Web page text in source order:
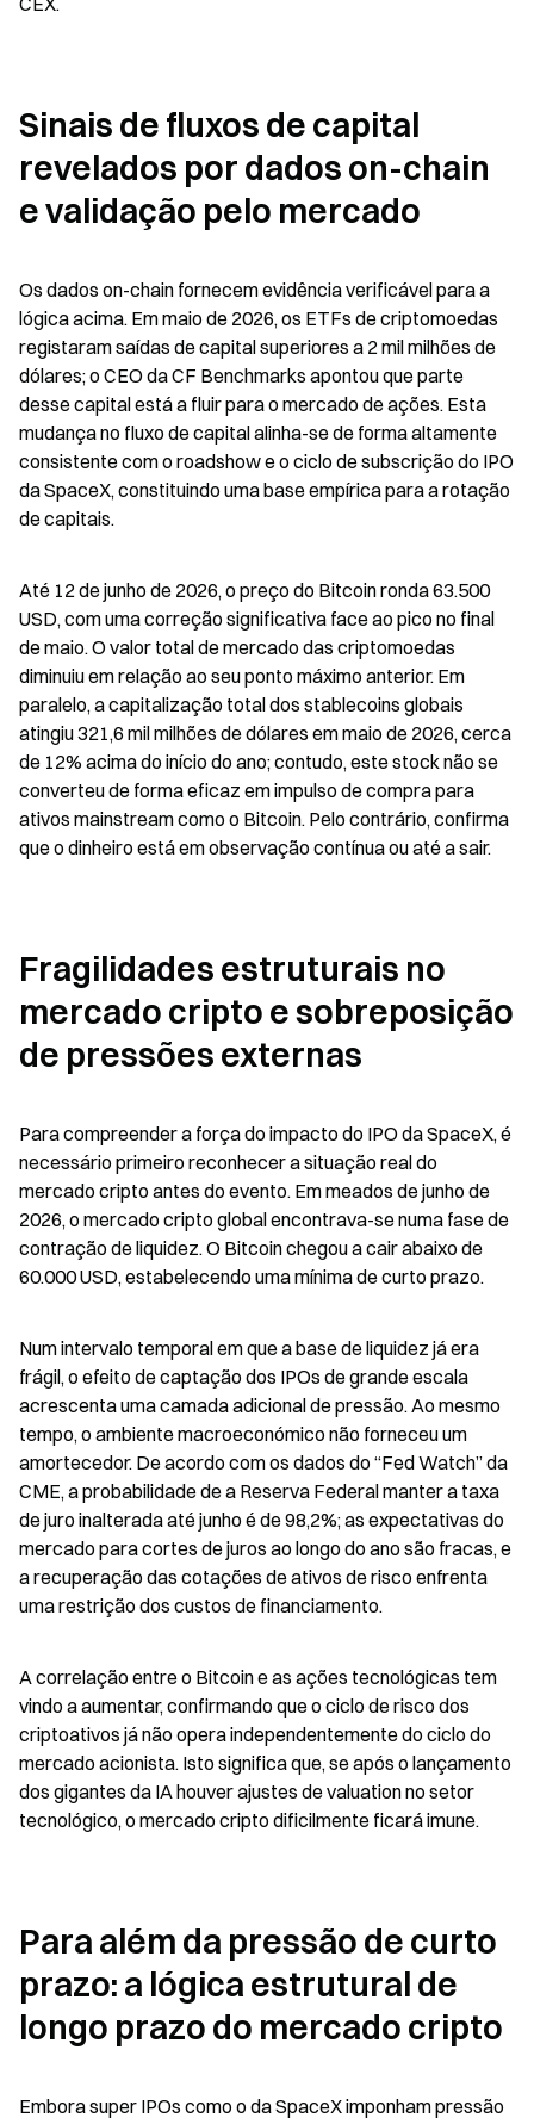
Sinais de fluxos de capital
revelados por dados on-chain
e validação pelo mercado
Os dados on-chain fornecem evidência verificável para a
lógica acima. Em maio de 2026, os ETFs de criptomoedas
registaram saídas de capital superiores a 2 mil milhões de
dólares; o CEO da CF Benchmarks apontou que parte
desse capital está a fluir para o mercado de ações. Esta
mudança no fluxo de capital alinha-se de forma altamente
consistente com o roadshow e o ciclo de subscrição do IPO
da SpaceX, constituindo uma base empírica para a rotação
de capitais.
Até 12 de junho de 2026, o preço do Bitcoin ronda 63.500
USD, com uma correção significativa face ao pico no final
de maio. O valor total de mercado das criptomoedas
diminuiu em relação ao seu ponto máximo anterior. Em
paralelo, a capitalização total dos stablecoins globais
atingiu 321,6 mil milhões de dólares em maio de 2026, cerca
de 12% acima do início do ano; contudo, este stock não se
converteu de forma eficaz em impulso de compra para
ativos mainstream como o Bitcoin. Pelo contrário, confirma
que o dinheiro está em observação contínua ou até a sair.
Fragilidades estruturais no
mercado cripto e sobreposição
de pressões externas
Para compreender a força do impacto do IPO da SpaceX, é
necessário primeiro reconhecer a situação real do
mercado cripto antes do evento. Em meados de junho de
2026, o mercado cripto global encontrava-se numa fase de
contração de liquidez. O Bitcoin chegou a cair abaixo de
60.000 USD, estabelecendo uma mínima de curto prazo.
Num intervalo temporal em que a base de liquidez já era
frágil, o efeito de captação dos IPOs de grande escala
acrescenta uma camada adicional de pressão. Ao mesmo
tempo, o ambiente macroeconómico não forneceu um
amortecedor. De acordo com os dados do “Fed Watch” da
CME, a probabilidade de a Reserva Federal manter a taxa
de juro inalterada até junho é de 98,2%; as expectativas do
mercado para cortes de juros ao longo do ano são fracas, e
a recuperação das cotações de ativos de risco enfrenta
uma restrição dos custos de financiamento.
A correlação entre o Bitcoin e as ações tecnológicas tem
vindo a aumentar, confirmando que o ciclo de risco dos
criptoativos já não opera independentemente do ciclo do
mercado acionista. Isto significa que, se após o lançamento
dos gigantes da IA houver ajustes de valuation no setor
tecnológico, o mercado cripto dificilmente ficará imune.
Para além da pressão de curto
prazo: a lógica estrutural de
longo prazo do mercado cripto
Embora super IPOs como o da SpaceX imponham pressão